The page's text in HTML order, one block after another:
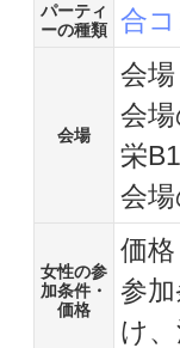
パーティ
ーの種類
合
会場
会
会
栄B1
会
女性の参
加条件・
価格
価
参
け